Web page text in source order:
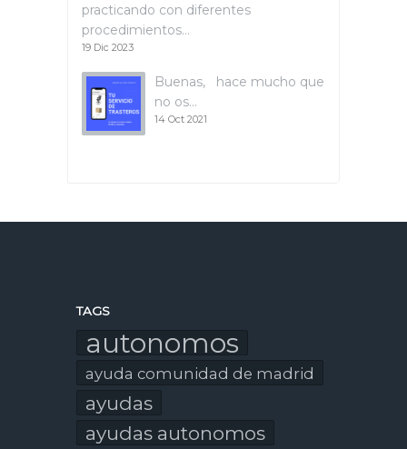
practicando con diferentes
procedimientos…
19 Dic 2023
Buenas, hace mucho que
no os…
14 Oct 2021
TAGS
autonomos
ayuda comunidad de madrid
ayudas
ayudas autonomos